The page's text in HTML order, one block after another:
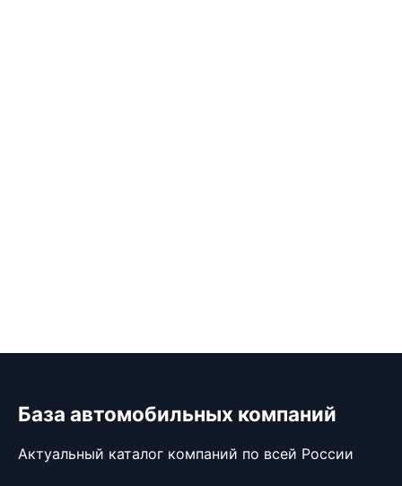
База автомобильных компаний
Актуальный каталог компаний по всей России